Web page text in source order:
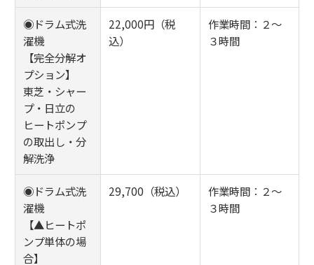
◉ドラム式洗
濯機
【完全分解オ
プション】
東芝・シャー
プ・日立の
ヒートポンプ
の取出し・分
解洗浄
22,000円（税
込）
作業時間：２～
３時間
◉ドラム式洗
濯機
【▲ヒートポ
ンプ単体の場
合】
29,700（税込）
作業時間：２～
３時間